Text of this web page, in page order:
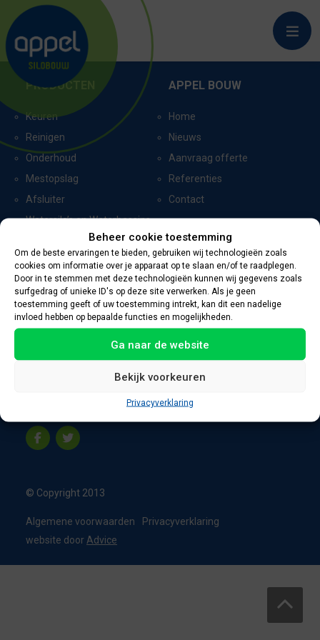
Beheer cookie toestemming
Om de beste ervaringen te bieden, gebruiken wij technologieën zoals
cookies om informatie over je apparaat op te slaan en/of te raadplegen.
Door in te stemmen met deze technologieën kunnen wij gegevens zoals
surfgedrag of unieke ID's op deze site verwerken. Als je geen
toestemming geeft of uw toestemming intrekt, kan dit een nadelige
invloed hebben op bepaalde functies en mogelijkheden.
Ga naar de website
Bekijk voorkeuren
Privacyverklaring
HOOGELOON
PRODUCTEN
Keuren
Reinigen
Onderhoud
Mestopslag
Afsluiter
Watersilo’s en Waterbassins
APPEL BOUW
Home
Nieuws
Aanvraag offerte
Referenties
Contact
CERTIFICERING CONTACTGEGEVENS
Oevers 11
8331 VC Steenwijk
Nederland
info@appelbouw.nl
© Copyright 2013
Algemene voorwaarden
Privacyverklaring
website door Advice